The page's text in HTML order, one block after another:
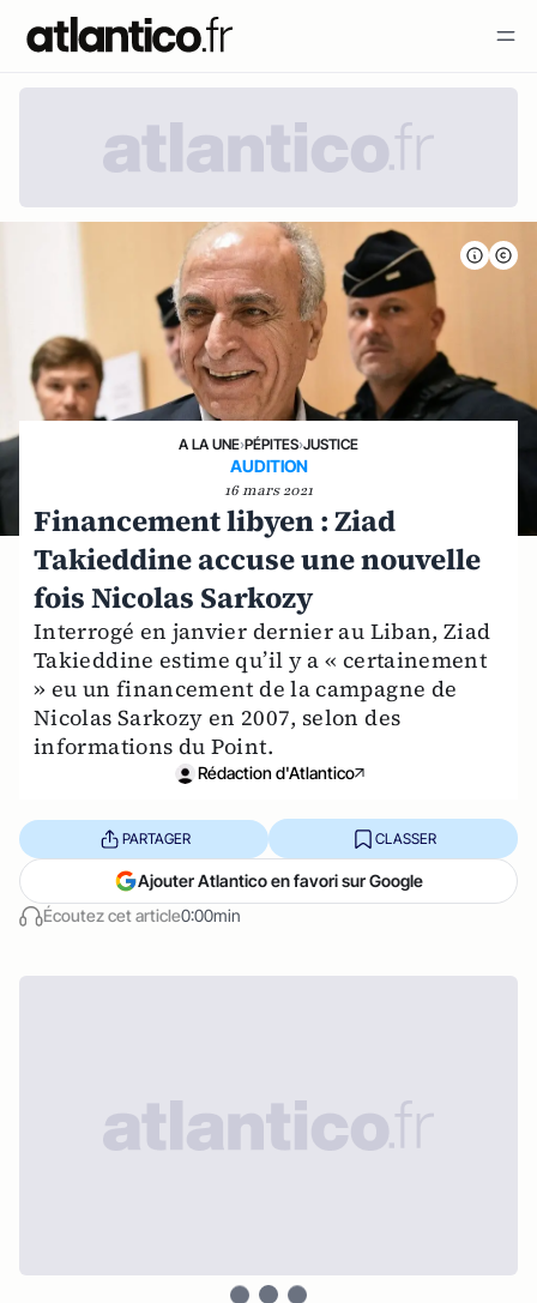
A LA UNE›PÉPITES›JUSTICE
AUDITION
16 mars 2021
Financement libyen : Ziad
Takieddine accuse une nouvelle
fois Nicolas Sarkozy
Interrogé en janvier dernier au Liban, Ziad
Takieddine estime qu’il y a « certainement
» eu un financement de la campagne de
Nicolas Sarkozy en 2007, selon des
informations du Point.
Rédaction d'Atlantico
Écoutez cet article0:00min
PARTAGER CLASSER
Ajouter Atlantico en favori sur Google